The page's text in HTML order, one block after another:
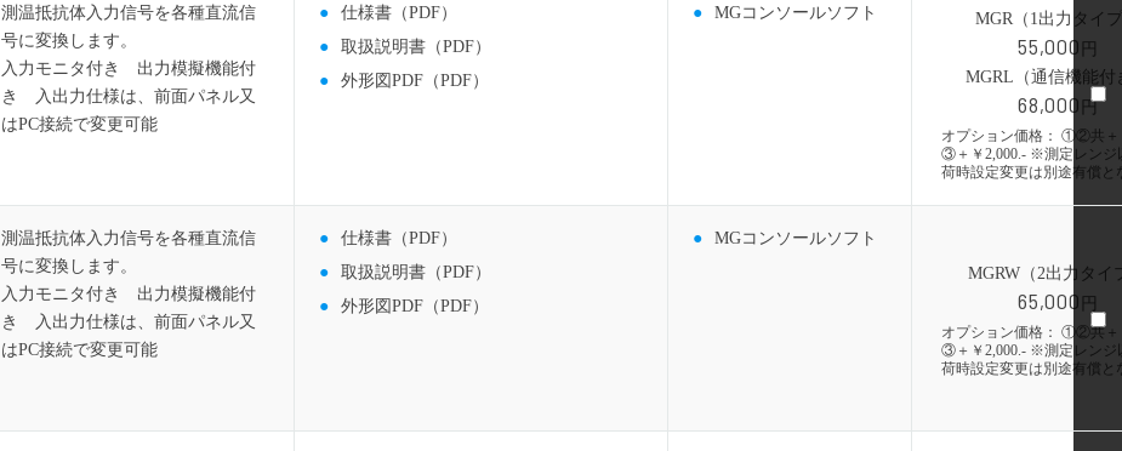
測温抵抗体入力信号を各種直流信
号に変換します。
入力モニタ付き 出力模擬機能付
き 入出力仕様は、前面パネル又
はPC接続で変更可能
仕様書（PDF）
取扱説明書（PDF）
外形図PDF（PDF）
MGコンソールソフト MGR（1出力タイ
55,000 円
MGRL（通信機能付
68,000 円
オプション価格： ①②共＋
③＋￥2,000.- ※測定レンジ
荷時設定変更は別途有償と
測温抵抗体入力信号を各種直流信
号に変換します。
入力モニタ付き 出力模擬機能付
き 入出力仕様は、前面パネル又
はPC接続で変更可能
仕様書（PDF）
取扱説明書（PDF）
外形図PDF（PDF）
MGコンソールソフト
MGRW（2出力タイ
65,000 円
オプション価格： ①②共＋
③＋￥2,000.- ※測定レンジ
荷時設定変更は別途有償と